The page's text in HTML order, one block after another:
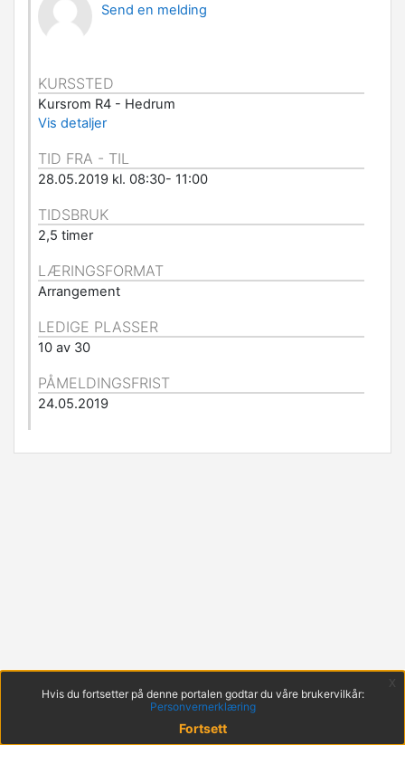
Send en melding
KURSSTED
Kursrom R4 - Hedrum
Vis detaljer
TID FRA - TIL
28.05.2019 kl. 08:30- 11:00
TIDSBRUK
2,5 timer
LÆRINGSFORMAT
Arrangement
LEDIGE PLASSER
10 av 30
PÅMELDINGSFRIST
24.05.2019
Hvis du fortsetter på denne portalen godtar du våre brukervilkår:
Personvernerklæring
Fortsett
x